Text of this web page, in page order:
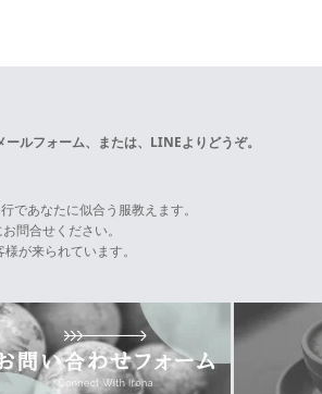
ールフォーム、または、LINEよりどうぞ。
であなたに似合う服教えます。
問合せください。
が来られています。